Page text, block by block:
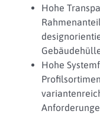
Hohe
Hohe